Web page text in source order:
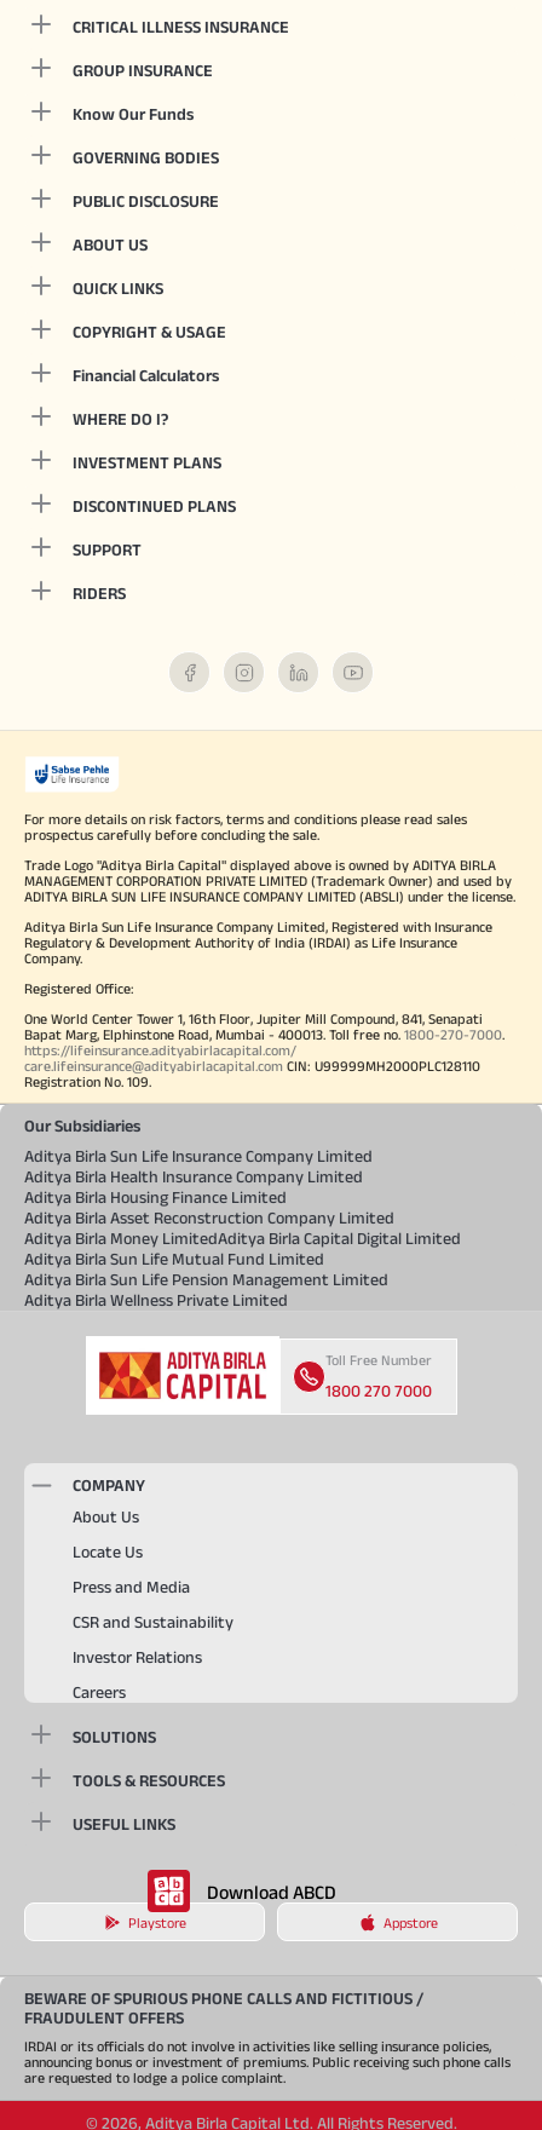
CRITICAL ILLNESS INSURANCE
GROUP INSURANCE
Know Our Funds
GOVERNING BODIES
PUBLIC DISCLOSURE
ABOUT US
QUICK LINKS
COPYRIGHT & USAGE
Financial Calculators
WHERE DO I?
INVESTMENT PLANS
DISCONTINUED PLANS
SUPPORT
RIDERS
For more details on risk factors, terms and conditions please read sales
prospectus carefully before concluding the sale.
Trade Logo "Aditya Birla Capital" displayed above is owned by ADITYA BIRLA
MANAGEMENT CORPORATION PRIVATE LIMITED (Trademark Owner) and used by
ADITYA BIRLA SUN LIFE INSURANCE COMPANY LIMITED (ABSLI) under the license.
Aditya Birla Sun Life Insurance Company Limited, Registered with Insurance
Regulatory & Development Authority of India (IRDAI) as Life Insurance
Company.
Registered Office:
One World Center Tower 1, 16th Floor, Jupiter Mill Compound, 841, Senapati
Bapat Marg, Elphinstone Road, Mumbai - 400013. Toll free no. 1800-270-7000.
https://lifeinsurance.adityabirlacapital.com/
care.lifeinsurance@adityabirlacapital.com CIN: U99999MH2000PLC128110
Registration No. 109.
Our Subsidiaries
Aditya Birla Sun Life Insurance Company Limited
Aditya Birla Health Insurance Company Limited
Aditya Birla Housing Finance Limited
Aditya Birla Asset Reconstruction Company Limited
Aditya Birla Money LimitedAditya Birla Capital Digital Limited
Aditya Birla Sun Life Mutual Fund Limited
Aditya Birla Sun Life Pension Management Limited
Aditya Birla Wellness Private Limited
Toll Free Number
1800 270 7000
COMPANY
About Us
Locate Us
Press and Media
CSR and Sustainability
Investor Relations
Careers
SOLUTIONS
TOOLS & RESOURCES
USEFUL LINKS
Download ABCD
Playstore Appstore
BEWARE OF SPURIOUS PHONE CALLS AND FICTITIOUS /
FRAUDULENT OFFERS
IRDAI or its officials do not involve in activities like selling insurance policies,
announcing bonus or investment of premiums. Public receiving such phone calls
are requested to lodge a police complaint.
© 2026, Aditya Birla Capital Ltd. All Rights Reserved.